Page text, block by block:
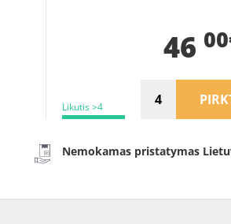
Likutis >4
46
Nemokamas pristatymas